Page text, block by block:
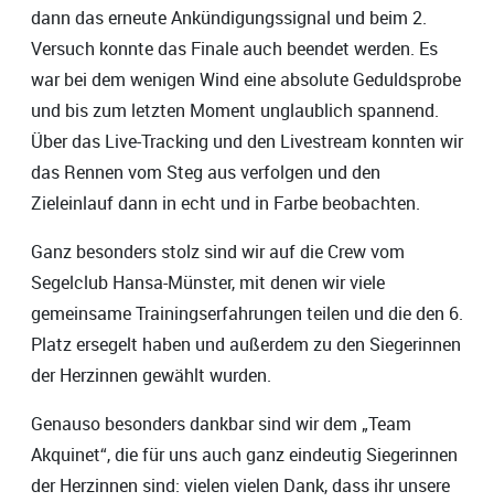
dann das erneute Ankündigungssignal und beim 2.
Versuch konnte das Finale auch beendet werden. Es
war bei dem wenigen Wind eine absolute Geduldsprobe
und bis zum letzten Moment unglaublich spannend.
Über das Live-Tracking und den Livestream konnten wir
das Rennen vom Steg aus verfolgen und den
Zieleinlauf dann in echt und in Farbe beobachten.
Ganz besonders stolz sind wir auf die Crew vom
Segelclub Hansa-Münster, mit denen wir viele
gemeinsame Trainingserfahrungen teilen und die den 6.
Platz ersegelt haben und außerdem zu den Siegerinnen
der Herzinnen gewählt wurden.
Genauso besonders dankbar sind wir dem „Team
Akquinet“, die für uns auch ganz eindeutig Siegerinnen
der Herzinnen sind: vielen vielen Dank, dass ihr unsere